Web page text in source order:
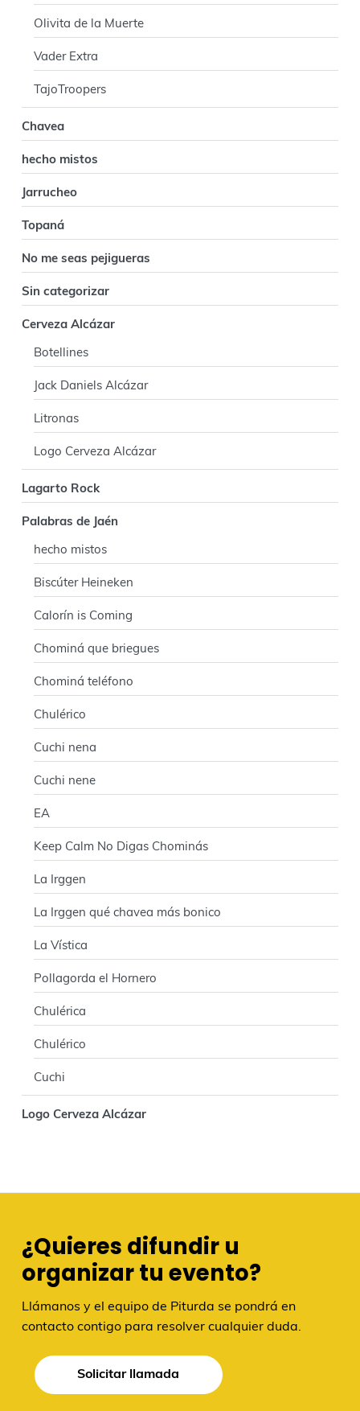
n
c
i
p
a
l
Olivita de la Muerte
Vader Extra
TajoTroopers
Chavea
hecho mistos
Jarrucheo
Topaná
No me seas pejigueras
Sin categorizar
Cerveza Alcázar
Botellines
Jack Daniels Alcázar
Litronas
Logo Cerveza Alcázar
Lagarto Rock
Palabras de Jaén
hecho mistos
Biscúter Heineken
Calorín is Coming
Chominá que briegues
Chominá teléfono
Chulérico
Cuchi nena
Cuchi nene
EA
Keep Calm No Digas Chominás
La Irggen
La Irggen qué chavea más bonico
La Vística
Pollagorda el Hornero
Chulérica
Chulérico
Cuchi
Logo Cerveza Alcázar
¿Quieres difundir u
organizar tu evento?
Llámanos y el equipo de Piturda se pondrá en
contacto contigo para resolver cualquier duda.
Solicitar llamada